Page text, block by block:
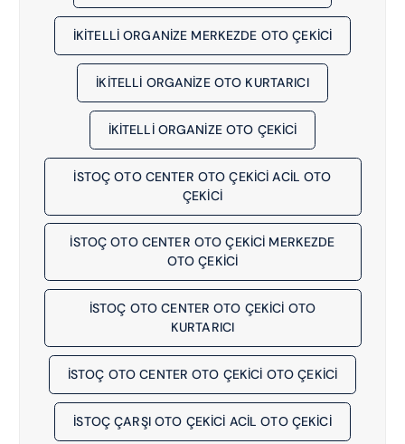
İKİTELLİ ORGANİZE MERKEZDE OTO ÇEKICI
İKİTELLİ ORGANİZE OTO KURTARICI
İKİTELLİ ORGANİZE OTO ÇEKICI
İSTOÇ OTO CENTER OTO ÇEKİCİ ACIL OTO
ÇEKICI
İSTOÇ OTO CENTER OTO ÇEKİCİ MERKEZDE
OTO ÇEKICI
İSTOÇ OTO CENTER OTO ÇEKİCİ OTO
KURTARICI
İSTOÇ OTO CENTER OTO ÇEKİCİ OTO ÇEKICI
İSTOÇ ÇARŞI OTO ÇEKİCİ ACIL OTO ÇEKICI